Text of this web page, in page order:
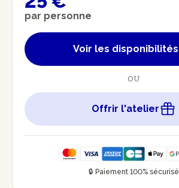
par personne
Voir les disponibilités
OU
Offrir l'atelier
🔒 Paiement 100% sécurisé